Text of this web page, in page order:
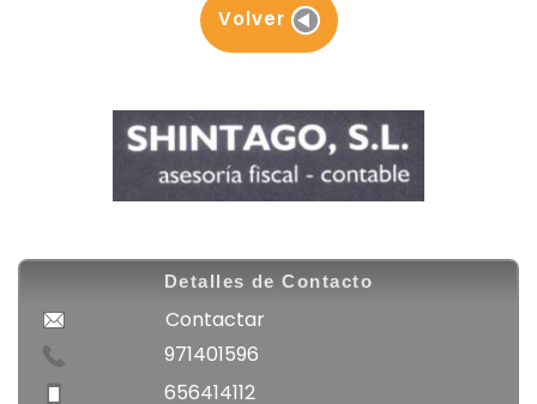
Volver
Detalles de Contacto
Contactar
971401596
656414112